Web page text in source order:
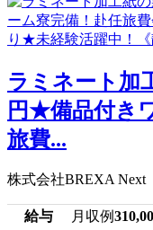
ラミネート加
円★備品付き
旅費...
株式会社BREXA Next
給与 月収例